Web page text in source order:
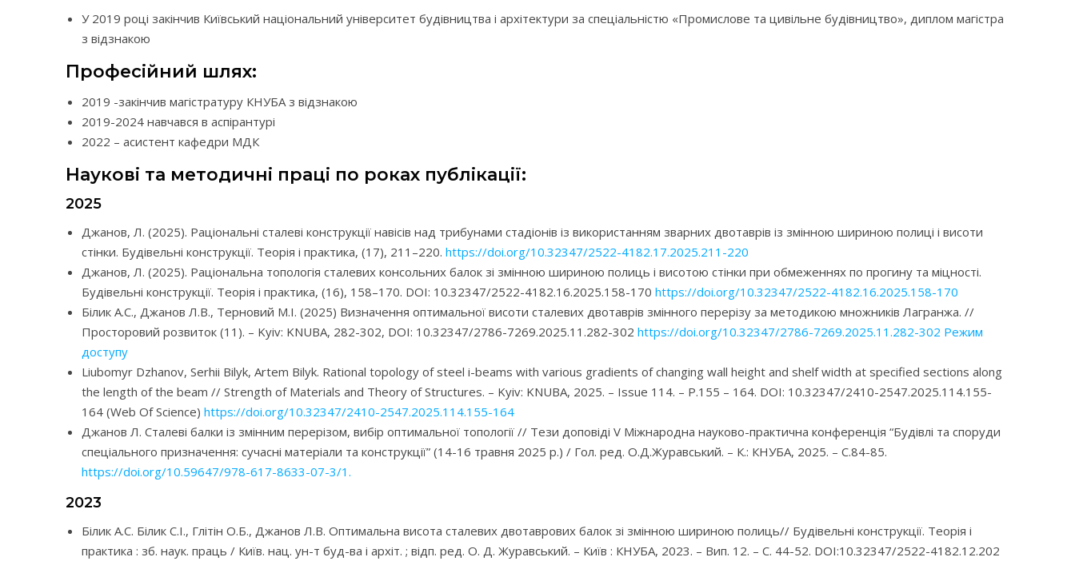
У 2019 році закінчив Київський національний університет будівництва і архітектури за спеціальністю «Промислове та цивільне будівництво», диплом магістра
з відзнакою
Професійний шлях:
2019 -закінчив магістратуру КНУБА з відзнакою
2019-2024 навчався в аспірантурі
2022 – асистент кафедри МДК
Наукові та методичні праці по роках публікації:
2025
Джанов, Л. (2025). Раціональні сталеві конструкції навісів над трибунами стадіонів із використанням зварних двотаврів із змінною шириною полиці і висоти
стінки. Будівельні конструкції. Теорія і практика, (17), 211–220. https://doi.org/10.32347/2522-4182.17.2025.211-220
Джанов, Л. (2025). Раціональна топологія сталевих консольних балок зі змінною шириною полиць і висотою стінки при обмеженнях по прогину та міцності.
Будівельні конструкції. Теорія і практика, (16), 158–170. DOI: 10.32347/2522-4182.16.2025.158-170 https://doi.org/10.32347/2522-4182.16.2025.158-170
Білик А.С., Джанов Л.В., Терновий М.І. (2025) Визначення оптимальної висоти сталевих двотаврів змінного перерізу за методикою множників Лагранжа. //
Просторовий розвиток (11). – Kyiv: KNUBA, 282-302, DOI: 10.32347/2786-7269.2025.11.282-302 https://doi.org/10.32347/2786-7269.2025.11.282-302 Режим
доступу
Liubomyr Dzhanov, Serhii Bilyk, Artem Bilyk. Rational topology of steel i-beams with various gradients of changing wall height and shelf width at specified sections along
the length of the beam // Strength of Materials and Theory of Structures. – Kyiv: KNUBA, 2025. – Issue 114. – P.155 – 164. DOI: 10.32347/2410-2547.2025.114.155-
164 (Web Of Science) https://doi.org/10.32347/2410-2547.2025.114.155-164
Джанов Л. Сталеві балки із змінним перерізом, вибір оптимальної топології // Тези доповіді V Міжнародна науково-практична конференція “Будівлі та споруди
спеціального призначення: сучасні матеріали та конструкції” (14-16 травня 2025 р.) / Гол. ред. О.Д.Журавський. – К.: КНУБА, 2025. – С.84-85.
https://doi.org/10.59647/978-617-8633-07-3/1.
2023
Білик А.С. Білик С.І., Глітін О.Б., Джанов Л.В. Оптимальна висота сталевих двотаврових балок зі змінною шириною полиць// Будівельні конструкції. Теорія і
практика : зб. наук. праць / Київ. нац. ун-т буд-ва і архіт. ; відп. ред. О. Д. Журавський. – Київ : КНУБА, 2023. – Вип. 12. – С. 44-52. DOI:10.32347/2522-4182.12.202